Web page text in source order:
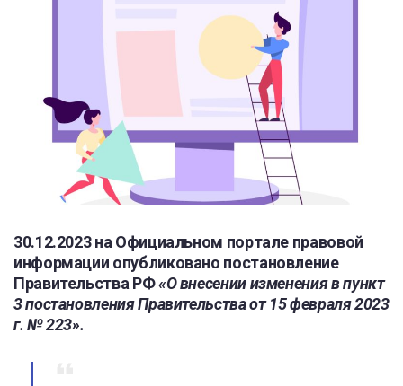
30.12.2023 на Официальном портале правовой
информации опубликовано постановление
Правительства РФ«О внесении изменения в пункт
3 постановления Правительства от 15 февраля 2023
г. № 223».